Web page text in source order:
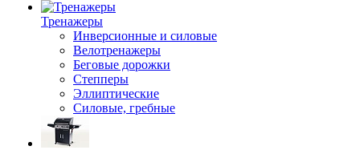
Тренажеры
Инверсионные и силовые
Велотренажеры
Беговые дорожки
Степперы
Эллиптические
Силовые, гребные